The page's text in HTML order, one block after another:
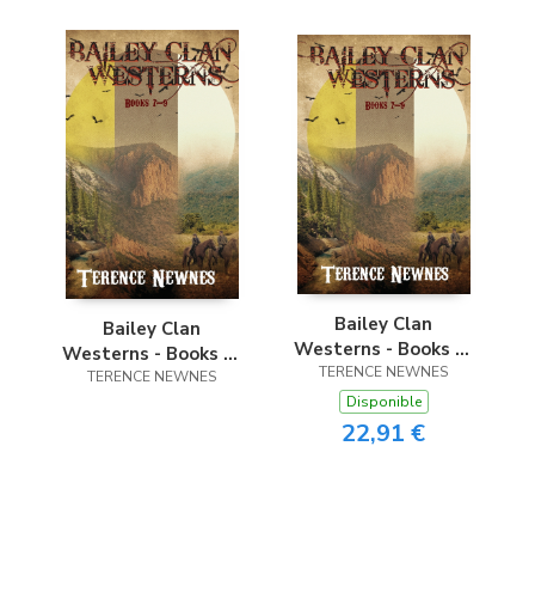
Bailey Clan
Westerns - Books 7-
9
TERENCE NEWNES
Bailey Clan
Westerns - Books 7-
9
TERENCE NEWNES
Disponible
22,91 €